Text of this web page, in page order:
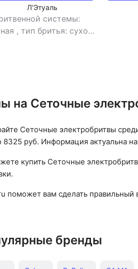
Л'Этуаль
системы:
, тип бритья: сухое/
на Сеточные
Сеточные электробритвы
8325 руб. Информация актуальна на
купить Сеточные
поможет вам сделать правильный
бренды